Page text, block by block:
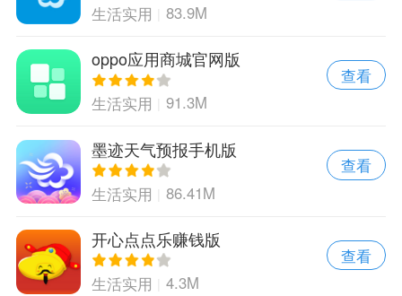
生活实用 83.9M
oppo应用商城官网版
生活实用 91.3M
查看
墨迹天气预报手机版
生活实用 86.41M
查看
开心点点乐赚钱版
生活实用 4.3M
查看